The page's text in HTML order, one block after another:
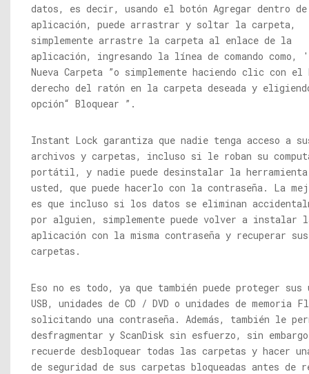
datos, es decir, usando el botón Agregar dentro
aplicación, puede arrastrar y soltar la carpeta,
simplemente arrastre la carpeta al enlace de la
aplicación, ingresando la línea de comando como,
Nueva Carpeta ”o simplemente haciendo clic con el
derecho del ratón en la carpeta deseada y
opción“ Bloquear ”.
Instant Lock garantiza que nadie tenga acceso a
archivos y carpetas, incluso si le roban su
portátil, y nadie puede desinstalar la herramienta
usted, que puede hacerlo con la contraseña. La
es que incluso si los datos se eliminan
por alguien, simplemente puede volver a instalar
aplicación con la misma contraseña y recuperar sus
carpetas.
Eso no es todo, ya que también puede proteger sus
USB, unidades de CD / DVD o unidades de memoria
solicitando una contraseña. Además, también le
desfragmentar y ScanDisk sin esfuerzo, sin
recuerde desbloquear todas las carpetas y hacer
de seguridad de sus carpetas bloqueadas antes de